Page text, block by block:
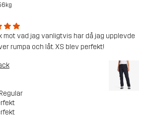
mot vad jag vanligtvis har då jag upplevde
rumpa och låt. XS blev perfekt!